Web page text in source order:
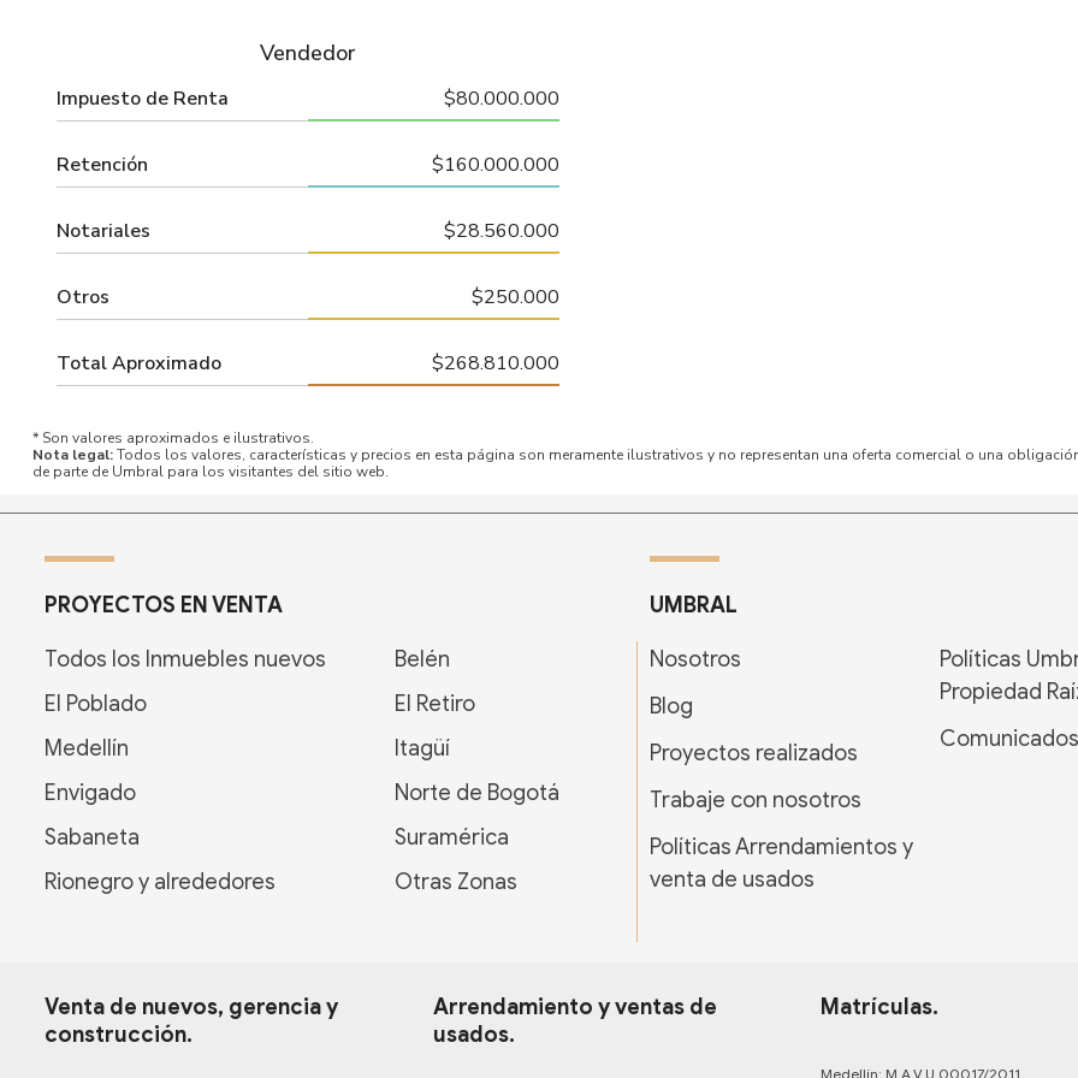
Vendedor
Impuesto de Renta $80.000.000
Retención $160.000.000
Notariales $28.560.000
Otros $250.000
Total Aproximado $268.810.000
* Son valores aproximados e ilustrativos.
Nota legal:Todos los valores, características y precios en esta página son meramente ilustrativos y no representan una oferta comercial o una
de parte de Umbral para los visitantes del sitio web.
PROYECTOS EN VENTA
Todos los Inmuebles nuevos
El Poblado
Medellín
Envigado
Sabaneta
Rionegro y alrededores
Belén
El Retiro
Itagüí
Norte de Bogotá
Suramérica
Otras Zonas
UMBRAL
Nosotros
Blog
Proyectos realizados
Trabaje con nosotros
Políticas Arrendamientos y
venta de usados
Políticas
Propiedad
Comunicados
Venta de nuevos, gerencia y
construcción.
Arrendamiento y ventas de
usados.
Matrículas.
Medellín: M.A.V.U 00017/2011.